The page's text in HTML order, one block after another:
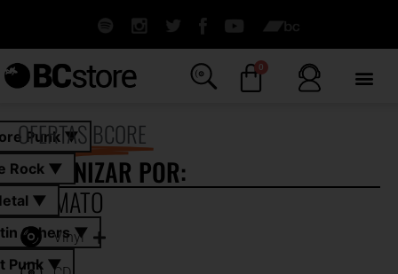
0
OFERTAS BCORE
ORGANIZAR POR:
FORMATO
All
Vinyl
Punk ▼
Rock ▼
▼
Others ▼
Punk ▼